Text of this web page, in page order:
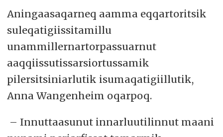
Aningaasaqarneq aamma eqqartoritsik
suleqatigiissitamillu
unammillernartorpassuarnut
aaqqiissutissarsiortussamik
pilersitsiniarlutik isumaqatigiillutik,
Anna Wangenheim oqarpoq.
– Innuttaasunut innarluutilinnut maani